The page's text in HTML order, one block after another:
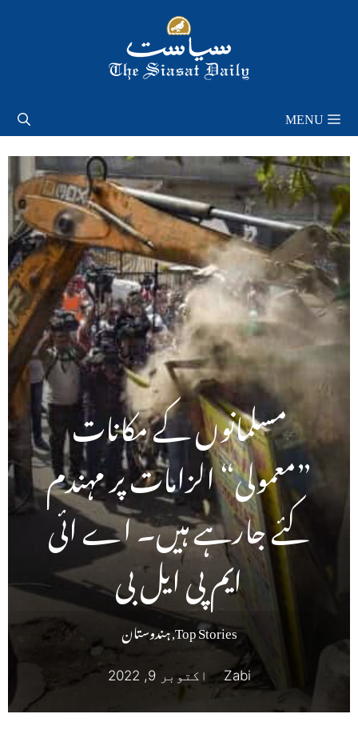
MENU
مسلمانوں کے مکانات
”معمولی“ الزامات پر مہندم
کئے جارہے ہیں۔ اے ائی
ایم پی ایل بی
Top Stories
,ہندوستان
Zabi اکتوبر 9, 2022